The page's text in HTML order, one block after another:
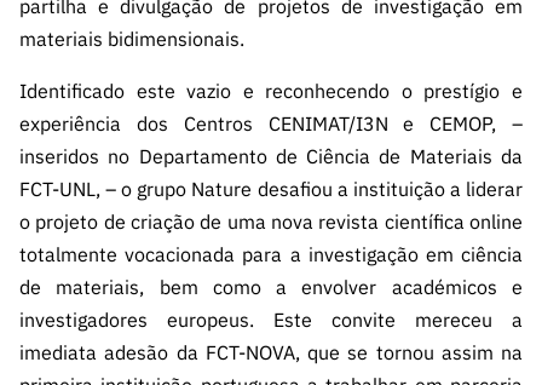
PRR –
“Ciência +
Digital” e
“Ciência +
Capacitaç
partilha e divulgação de projetos de investigação em
materiais bidimensionais.
Identificado este vazio e reconhecendo o prestígio e
experiência dos Centros CENIMAT/I3N e CEMOP, –
inseridos no Departamento de Ciência de Materiais da
FCT-UNL, – o grupo Nature desafiou a instituição a liderar
o projeto de criação de uma nova revista científica online
totalmente vocacionada para a investigação em ciência
de materiais, bem como a envolver académicos e
investigadores europeus. Este convite mereceu a
imediata adesão da FCT-NOVA, que se tornou assim na